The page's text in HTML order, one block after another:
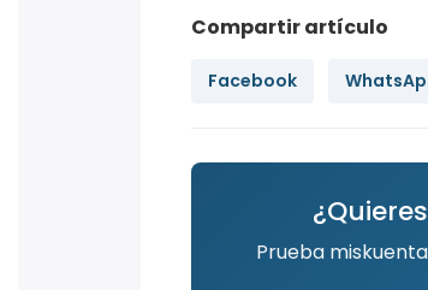
Compartir artículo
Facebook
Prueba